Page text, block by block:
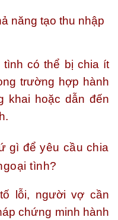
năng tạo thu nhập
có thể bị chia ít
trường hợp hành
khai hoặc dẫn đến
gì để yêu cầu chia
tình?
lỗi, người vợ cần
chứng minh hành